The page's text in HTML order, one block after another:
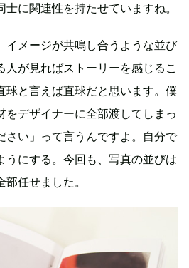
に関連性を持たせていますね。
イメージが共鳴し合うような並び
人が見ればストーリーを感じるこ
球と言えば直球だと思います。僕
をデザイナーに全部渡してしまっ
さい」って言うんですよ。自分で
うにする。今回も、写真の並びは
任せました。